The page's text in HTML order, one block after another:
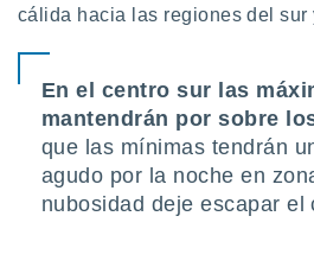
cálida hacia las regiones del sur
En el centro sur las
mantendrán por sobre
que las mínimas tendrán
agudo por la noche en
nubosidad deje escapar el